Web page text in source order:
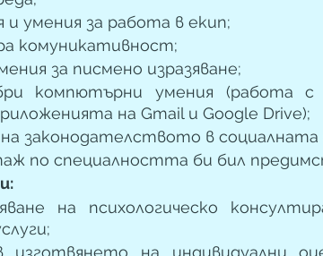
и умения за работа в екип;
комуникативност;
за писмено изразяване;
компютърни умения (работа с
на Gmail и Google Drive);
на законодателството в социалната
по специалността би бил
на психологическо
изготвянето на индивидуални